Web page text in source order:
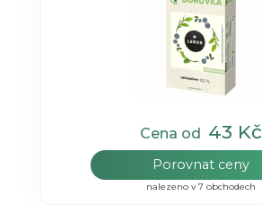
Cena od 43 Kč
Porovnat ceny
nalezeno v 7 obchodech